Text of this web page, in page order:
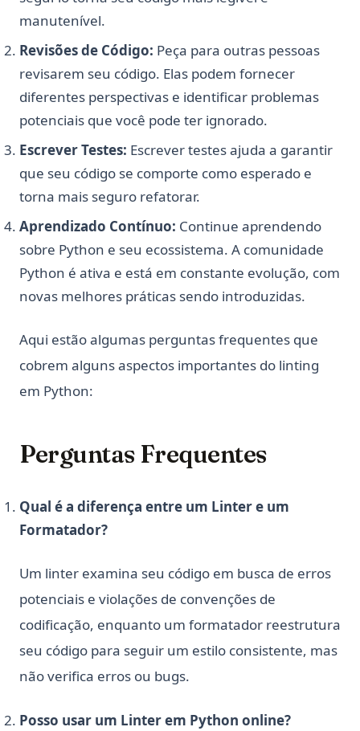
manutenível.
Revisões de Código: Peça para outras pessoas
revisarem seu código. Elas podem fornecer
diferentes perspectivas e identificar problemas
potenciais que você pode ter ignorado.
Escrever Testes: Escrever testes ajuda a garantir
que seu código se comporte como esperado e
torna mais seguro refatorar.
Aprendizado Contínuo: Continue aprendendo
sobre Python e seu ecossistema. A comunidade
Python é ativa e está em constante evolução, com
novas melhores práticas sendo introduzidas.
Aqui estão algumas perguntas frequentes que
cobrem alguns aspectos importantes do linting
em Python:
Perguntas Frequentes
Qual é a diferença entre um Linter e um
Formatador?
Um linter examina seu código em busca de erros
potenciais e violações de convenções de
codificação, enquanto um formatador reestrutura
seu código para seguir um estilo consistente, mas
não verifica erros ou bugs.
Posso usar um Linter em Python online?